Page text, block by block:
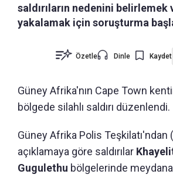
saldırıların nedenini belirlemek
yakalamak için soruşturma
Özetle Dinle Kaydet
Güney Afrika'nın Cape Town
bölgede silahlı saldırı düzenlendi.
Güney Afrika Polis Teşkilatı'ndan
açıklamaya göre saldırılar
Gugulethu bölgelerinde